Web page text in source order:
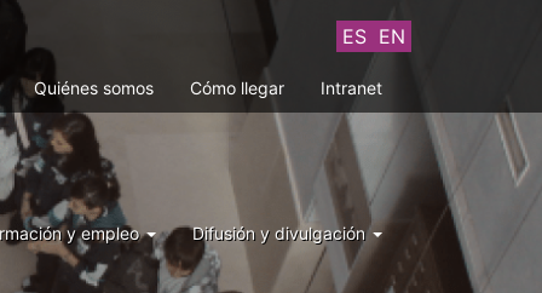
ES EN
Quiénes somos Cómo llegar Intranet
y empleo Difusión y divulgación